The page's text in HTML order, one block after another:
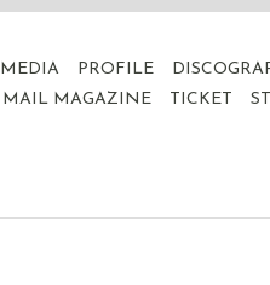
MEDIA PROFILE
MAIL MAGAZINE TICKET